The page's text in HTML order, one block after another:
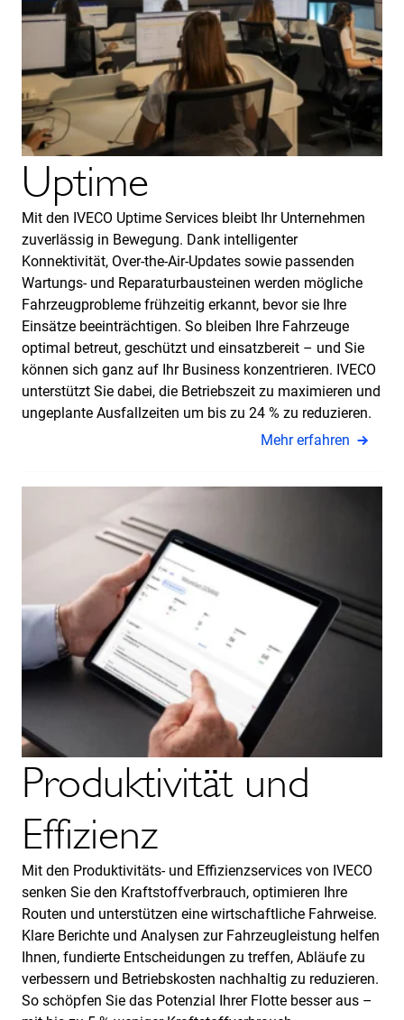
Uptime
Mit den IVECO Uptime Services bleibt Ihr Unternehmen
zuverlässig in Bewegung. Dank intelligenter
Konnektivität, Over-the-Air-Updates sowie passenden
Wartungs- und Reparaturbausteinen werden mögliche
Fahrzeugprobleme frühzeitig erkannt, bevor sie Ihre
Einsätze beeinträchtigen. So bleiben Ihre Fahrzeuge
optimal betreut, geschützt und einsatzbereit – und Sie
können sich ganz auf Ihr Business konzentrieren. IVECO
unterstützt Sie dabei, die Betriebszeit zu maximieren und
ungeplante Ausfallzeiten um bis zu 24 % zu reduzieren.
Mehr erfahren
Produktivität und
Effizienz
Mit den Produktivitäts- und Effizienzservices von IVECO
senken Sie den Kraftstoffverbrauch, optimieren Ihre
Routen und unterstützen eine wirtschaftliche Fahrweise.
Klare Berichte und Analysen zur Fahrzeugleistung helfen
Ihnen, fundierte Entscheidungen zu treffen, Abläufe zu
verbessern und Betriebskosten nachhaltig zu reduzieren.
So schöpfen Sie das Potenzial Ihrer Flotte besser aus –